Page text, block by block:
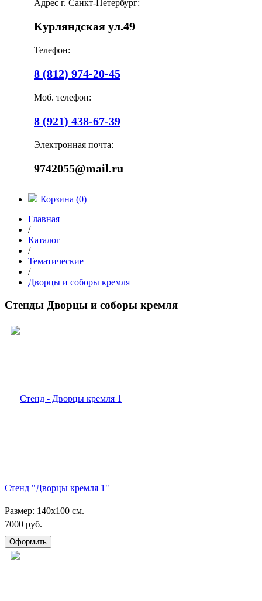
Адрес г. Санкт-Петербург:
Курляндская ул.49
Телефон:
8 (812) 974-20-45
Моб. телефон:
8 (921) 438-67-39
Электронная почта:
9742055@mail.ru
Корзина (0)
Главная
/
Каталог
/
Тематические
/
Дворцы и соборы кремля
Стенды Дворцы и соборы кремля
Стенд "Дворцы кремля 1"
Размер: 140х100 см.
7000 руб.